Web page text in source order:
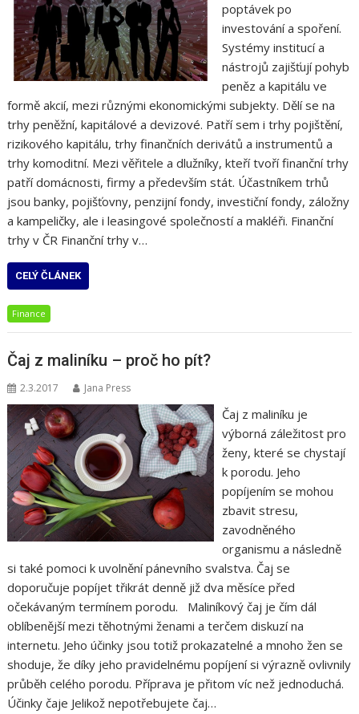
poptávek po
investování a spoření.
Systémy institucí a
nástrojů zajišťují pohyb
peněz a kapitálu ve
formě akcií, mezi různými ekonomickými subjekty. Dělí se na
trhy peněžní, kapitálové a devizové. Patří sem i trhy pojištění,
rizikového kapitálu, trhy finančních derivátů a instrumentů a
trhy komoditní. Mezi věřitele a dlužníky, kteří tvoří finanční trhy
patří domácnosti, firmy a především stát. Účastníkem trhů
jsou banky, pojišťovny, penzijní fondy, investiční fondy, záložny
a kampeličky, ale i leasingové společností a makléři. Finanční
trhy v ČR Finanční trhy v…
CELÝ ČLÁNEK
Finance
Čaj z maliníku – proč ho pít?
2.3.2017 Jana Press
Čaj z maliníku je
výborná záležitost pro
ženy, které se chystají
k porodu. Jeho
popíjením se mohou
zbavit stresu,
zavodněného
organismu a následně
si také pomoci k uvolnění pánevního svalstva. Čaj se
doporučuje popíjet třikrát denně již dva měsíce před
očekávaným termínem porodu. Maliníkový čaj je čím dál
oblíbenější mezi těhotnými ženami a terčem diskuzí na
internetu. Jeho účinky jsou totiž prokazatelné a mnoho žen se
shoduje, že díky jeho pravidelnému popíjení si výrazně ovlivnily
průběh celého porodu. Příprava je přitom víc než jednoduchá.
Účinky čaje Jelikož nepotřebujete čaj…